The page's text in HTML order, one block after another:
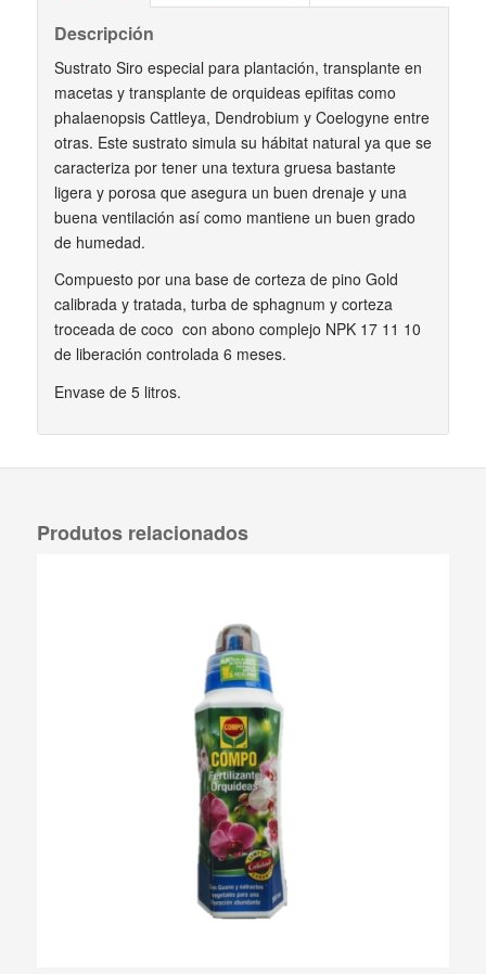
Descripción
Sustrato Siro especial para plantación, transplante en
macetas y transplante de orquideas epifitas como
phalaenopsis Cattleya, Dendrobium y Coelogyne entre
otras. Este sustrato simula su hábitat natural ya que se
caracteriza por tener una textura gruesa bastante
ligera y porosa que asegura un buen drenaje y una
buena ventilación así como mantiene un buen grado
de humedad.
Compuesto por una base de corteza de pino Gold
calibrada y tratada, turba de sphagnum y corteza
troceada de coco con abono complejo NPK 17 11 10
de liberación controlada 6 meses.
Envase de 5 litros.
Produtos relacionados